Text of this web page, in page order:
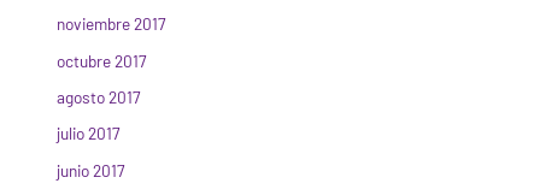
noviembre 2017
octubre 2017
agosto 2017
julio 2017
junio 2017